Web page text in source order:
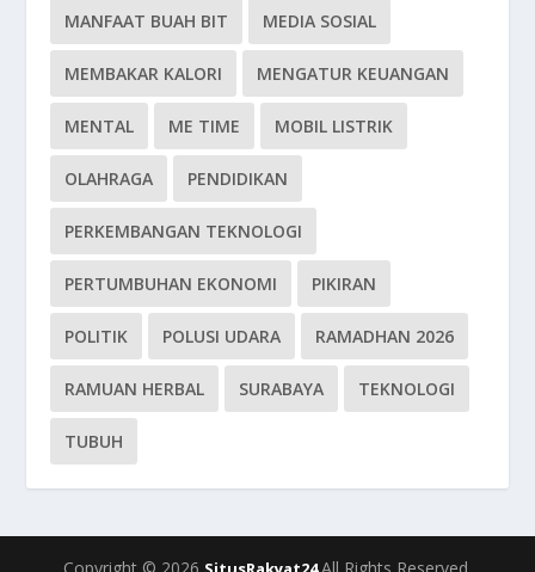
MANFAAT BUAH BIT MEDIA SOSIAL
MEMBAKAR KALORI MENGATUR KEUANGAN
MENTAL ME TIME MOBIL LISTRIK
OLAHRAGA PENDIDIKAN
PERKEMBANGAN TEKNOLOGI
PERTUMBUHAN EKONOMI PIKIRAN
POLITIK POLUSI UDARA RAMADHAN 2026
RAMUAN HERBAL SURABAYA TEKNOLOGI
TUBUH